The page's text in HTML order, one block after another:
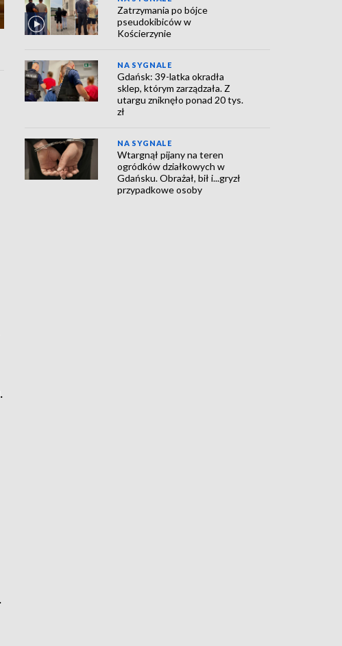
Zatrzymania po bójce
pseudokibiców w
Kościerzynie
NA SYGNALE
Gdańsk: 39-latka okradła
sklep, którym zarządzała. Z
utargu zniknęło ponad 20 tys.
zł
NA SYGNALE
Wtargnął pijany na teren
ogródków działkowych w
Gdańsku. Obrażał, bił i...gryzł
przypadkowe osoby